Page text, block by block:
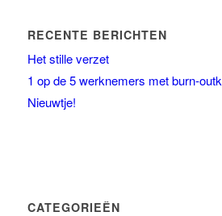
RECENTE BERICHTEN
Het stille verzet
1 op de 5 werknemers met burn-
Nieuwtje!
CATEGORIEËN